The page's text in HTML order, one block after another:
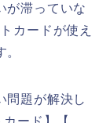
が滞っていな
カードが使え
問題が解決し